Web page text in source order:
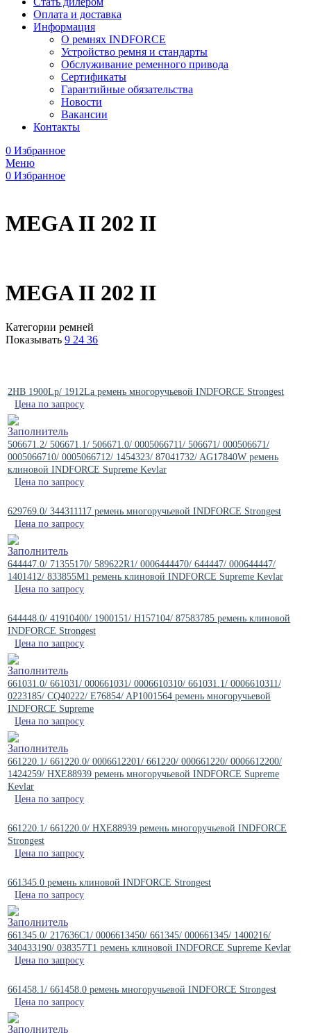
Оплата и доставка
Информация
О ремнях INDFORCE
Устройство ремня и стандарты
Обслуживание ременного привода
Сертификаты
Гарантийные обязательства
Новости
Вакансии
Контакты
0 Избранное
Меню
0 Избранное
MEGA II 202 II
MEGA II 202 II
Категории ремней
Показывать 9 24 36
2HB 1900Lp/ 1912La ремень многоручьевой INDFORCE Strongest
Цена по запросу
506671.2/ 506671.1/ 506671.0/ 0005066711/ 506671/ 000506671/
0005066710/ 0005066712/ 1454323/ 87041732/ AG17840W ремень
клиновой INDFORCE Supreme Kevlar
Цена по запросу
629769.0/ 344311117 ремень многоручьевой INDFORCE Strongest
Цена по запросу
644447.0/ 71355170/ 589622R1/ 0006444470/ 644447/ 000644447/
1401412/ 833855M1 ремень клиновой INDFORCE Supreme Kevlar
Цена по запросу
644448.0/ 41910400/ 1900151/ H157104/ 87583785 ремень клиновой
INDFORCE Strongest
Цена по запросу
661031.0/ 661031/ 000661031/ 0006610310/ 661031.1/ 0006610311/
0223185/ CQ40222/ E76854/ AP1001564 ремень многоручьевой
INDFORCE Supreme
Цена по запросу
661220.1/ 661220.0/ 0006612201/ 661220/ 000661220/ 0006612200/
1424259/ HXE88939 ремень многоручьевой INDFORCE Supreme
Kevlar
Цена по запросу
661220.1/ 661220.0/ HXE88939 ремень многоручьевой INDFORCE
Strongest
Цена по запросу
661345.0 ремень клиновой INDFORCE Strongest
Цена по запросу
661345.0/ 217636C1/ 0006613450/ 661345/ 000661345/ 1400216/
340433190/ 038357T1 ремень клиновой INDFORCE Supreme Kevlar
Цена по запросу
661458.1/ 661458.0 ремень многоручьевой INDFORCE Strongest
Цена по запросу